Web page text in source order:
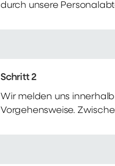
durch unsere
Schritt 2
Wir melden uns
Vorgehensweise.